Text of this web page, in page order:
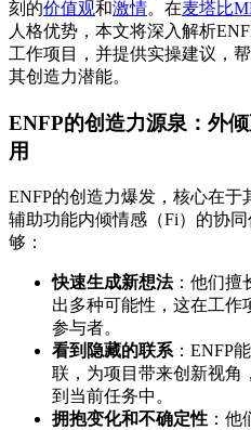
刻的价值观和激情。在麦塔比
人格优势，本文将深入解析
工作项目，并提供实操建议，
其创造力潜能。
ENFP的创造力源泉：外
用
ENFP的创造力爆发，核心在于
辅助功能内倾情感（Fi）的协
够：
快速生成新想法：他们擅
出多种可能性，这在工作
参与者。
看到隐藏的联系 ：ENFP
联，为项目带来创新视角
到当前任务中。
拥抱变化和不确定性 ：